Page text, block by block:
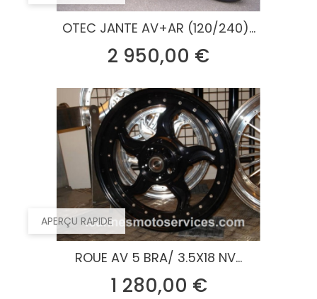
OTEC JANTE AV+AR (120/240)...
2 950,00 €
APERÇU RAPIDE
ROUE AV 5 BRA/ 3.5X18 NV...
1 280,00 €Prix